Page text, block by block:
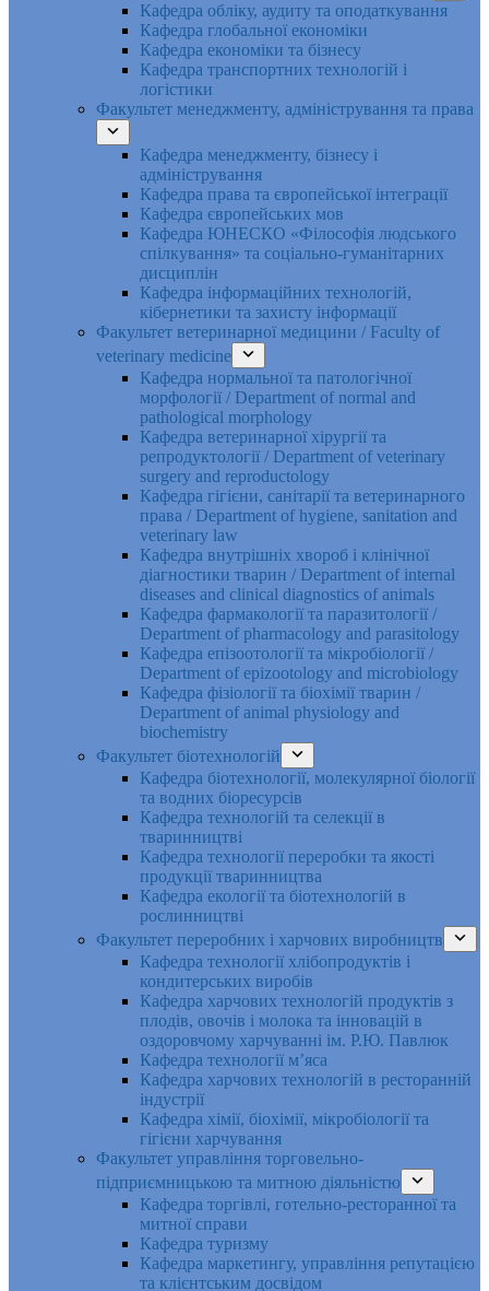
Кафедра обліку, аудиту та оподаткування
Кафедра глобальної економіки
Кафедра економіки та бізнесу
Кафедра транспортних технологій і
логістики
Факультет менеджменту, адміністрування та права
Кафедра менеджменту, бізнесу і
адміністрування
Кафедра права та європейської інтеграції
Кафедра європейських мов
Кафедра ЮНЕСКО «Філософія людського
спілкування» та соціально-гуманітарних
дисциплін
Кафедра інформаційних технологій,
кібернетики та захисту інформації
Факультет ветеринарної медицини / Faculty of
veterinary medicine
Кафедра нормальної та патологічної
морфології / Department of normal and
pathological morphology
Кафедра ветеринарної хірургії та
репродуктології / Department of veterinary
surgery and reproductology
Кафедра гігієни, санітарії та ветеринарного
права / Department of hygiene, sanitation and
veterinary law
Кафедра внутрішніх хвороб і клінічної
діагностики тварин / Department of internal
diseases and clinical diagnostics of animals
Кафедра фармакології та паразитології /
Department of pharmacology and parasitology
Кафедра епізоотології та мікробіології /
Department of epizootology and microbiology
Кафедра фізіології та біохімії тварин /
Department of animal physiology and
biochemistry
Факультет біотехнологій
Кафедра біотехнології, молекулярної біології
та водних біоресурсів
Кафедра технологій та селекції в
тваринництві
Кафедра технології переробки та якості
продукції тваринництва
Кафедра екології та біотехнологій в
рослинництві
Факультет переробних і харчових виробництв
Кафедра технології хлібопродуктів і
кондитерських виробів
Кафедра харчових технологій продуктів з
плодів, овочів і молока та інновацій в
оздоровчому харчуванні ім. Р.Ю. Павлюк
Кафедра технології м’яса
Кафедра харчових технологій в ресторанній
індустрії
Кафедра хімії, біохімії, мікробіології та
гігієни харчування
Факультет управління торговельно-
підприємницькою та митною діяльністю
Кафедра торгівлі, готельно-ресторанної та
митної справи
Кафедра туризму
Кафедра маркетингу, управління репутацією
та клієнтським досвідом